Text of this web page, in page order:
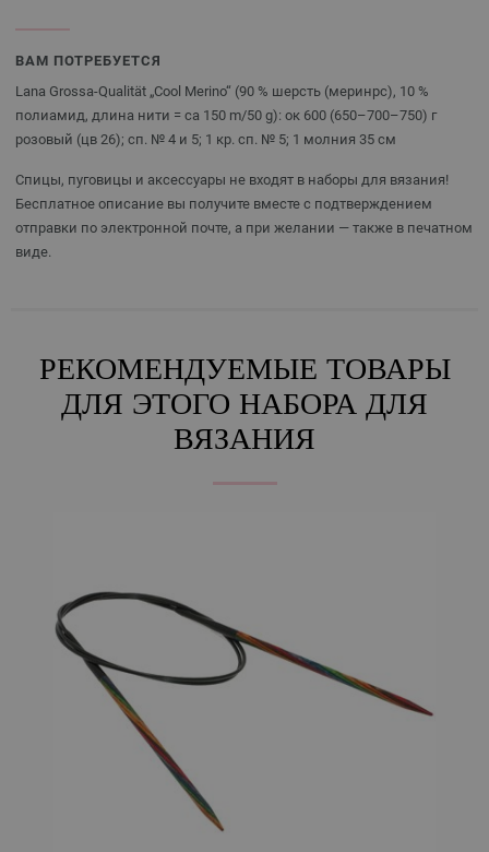
ВАМ ПОТРЕБУЕТСЯ
Lana Grossa-Qualität „Cool Merino“ (90 % шерсть (меринрс), 10 %
полиамид, длина нити = ca 150 m/50 g): ок 600 (650–700–750) г
розовый (цв 26); сп. № 4 и 5; 1 кр. сп. № 5; 1 молния 35 см
Спицы, пуговицы и аксессуары не входят в наборы для вязания!
Бесплатное описание вы получите вместе с подтверждением
отправки по электронной почте, а при желании — также в печатном
виде.
РЕКОМЕНДУЕМЫЕ ТОВАРЫ
ДЛЯ ЭТОГО НАБОРА ДЛЯ
ВЯЗАНИЯ